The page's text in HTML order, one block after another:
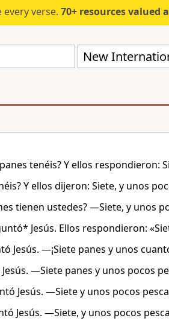
verse. 70+ resources valued at
New
tenéis? Y ellos respondieron:
Y ellos dijeron: Siete, y unos
tienen ustedes? —Siete, y unos
Jesús. Ellos respondieron:
―¡Siete panes y unos
—Siete panes y unos pocos
Jesús. —Siete y unos pocos
Jesús. ―Siete, y unos pocos